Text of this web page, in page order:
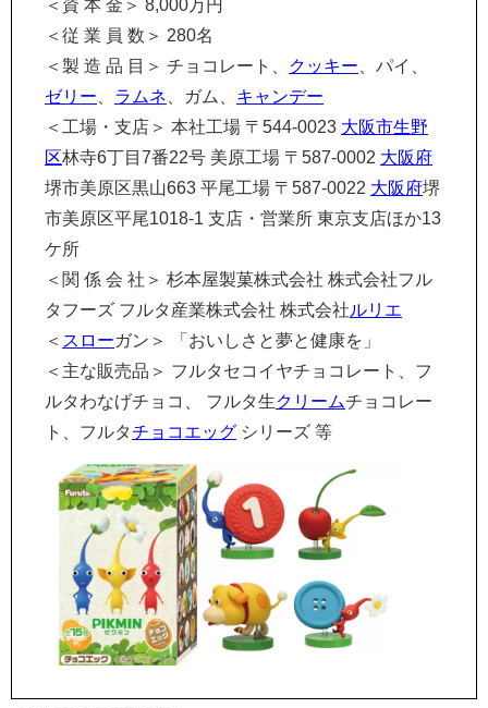
＜資 本 金＞ 8,000万円
＜従 業 員 数＞ 280名
＜製 造 品 目＞ チョコレート、
クッキー 、パイ、
ゼリー
ラムネ 、ガム、 キャンデー
＜工場・支店＞ 本社工場 〒544-0023 大阪市生野
区林寺6丁目7番22号 美原工場 〒587-0002 大阪府
堺市美原区黒山663 平尾工場 〒587-0022 大阪府堺
市美原区平尾1018-1 支店・営業所 東京支店ほか13
ケ所
＜関 係 会 社＞ 杉本屋製菓株式会社 株式会社フル
タフーズ フルタ産業株式会社 株式会社ルリエ
＜ スローガン＞ 「おいしさと夢と健康を」
＜主な販売品＞ フルタセコイヤチョコレート、フ
ルタわなげチョコ、 フルタ生クリームチョコレー
ト、フルタチョコエッグ シリーズ 等